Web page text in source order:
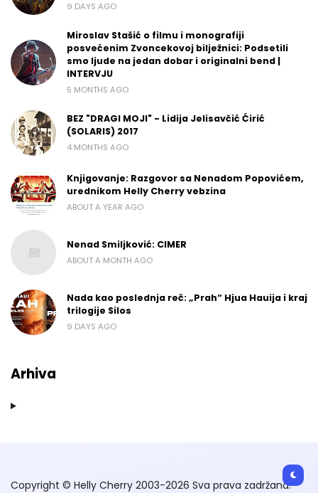
9 DAYS AGO
Miroslav Stašić o filmu i monografiji
posvećenim Zvoncekovoj bilježnici: Podsetili
smo ljude na jedan dobar i originalni bend |
INTERVJU
5 MONTHS AGO
BEZ "DRAGI MOJI" - Lidija Jelisavčić Ćirić
(SOLARIS) 2017
4 MONTHS AGO
Knjigovanje: Razgovor sa Nenadom Popovićem,
urednikom Helly Cherry vebzina
ABOUT A YEAR AGO
Nenad Smiljković: CIMER
ABOUT A MONTH AGO
Nada kao poslednja reč: „Prah“ Hjua Hauija i kraj
trilogije Silos
9 DAYS AGO
Arhiva
Copyright © Helly Cherry 2003-2026 Sva prava zadržana.